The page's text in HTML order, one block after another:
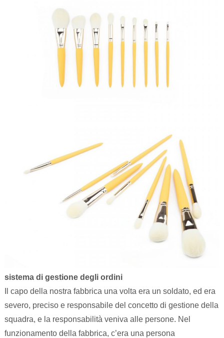
sistema di gestione degli ordini
Il capo della nostra fabbrica una volta era un soldato, ed era
severo, preciso e responsabile del concetto di gestione della
squadra, e la responsabilità veniva alle persone. Nel
funzionamento della fabbrica, c’era una persona